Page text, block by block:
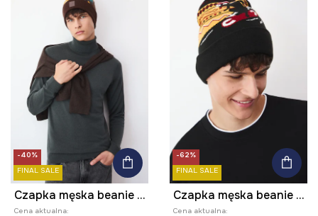
-40%
FINAL SALE
Czapka męska beanie z pomponem
Cena aktualna:
-62%
FINAL SALE
Czapka męska beanie z pomponem
Cena aktualna: